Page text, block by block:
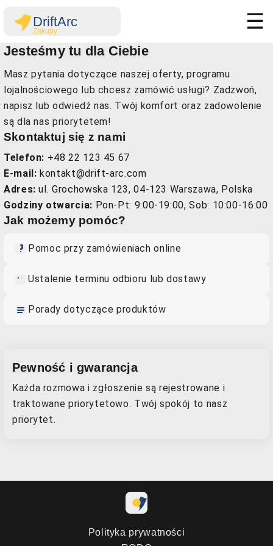
☰
Jesteśmy tu dla Ciebie
Masz pytania dotyczące naszej oferty, programu
lojalnościowego lub chcesz zamówić usługi? Zadzwoń,
napisz lub odwiedź nas. Twój komfort oraz zadowolenie
są dla nas priorytetem!
Skontaktuj się z nami
Telefon: +48 22 123 45 67
E-mail: kontakt@drift-arc.com
Adres: ul. Grochowska 123, 04-123 Warszawa, Polska
Godziny otwarcia: Pon-Pt: 9:00-19:00, Sob: 10:00-16:00
Jak możemy pomóc?
Pomoc przy zamówieniach online
Ustalenie terminu odbioru lub dostawy
Porady dotyczące produktów
Pewność i gwarancja
Każda rozmowa i zgłoszenie są rejestrowane i
traktowane priorytetowo. Twój spokój to nasz
priorytet.
Polityka prywatności
Niezbędne
Analityczne
Statystyka odwiedzin i anonimowe
analizy użycia
Zapisz ustawienia Akceptuj wszystkie